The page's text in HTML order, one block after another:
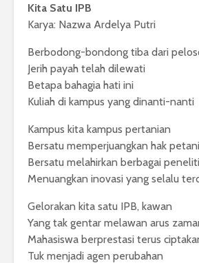
Kita Satu IPB
Karya: Nazwa Ardelya Putri
Berbodong-bondong tiba dari
Jerih payah telah dilewati
Betapa bahagia hati ini
Kuliah di kampus yang dinanti-nanti
Kampus kita kampus pertanian
Bersatu memperjuangkan hak
Bersatu melahirkan berbagai
Menuangkan inovasi yang selalu
Gelorakan kita satu IPB, kawan
Yang tak gentar melawan arus
Mahasiswa berprestasi terus
Tuk menjadi agen perubahan